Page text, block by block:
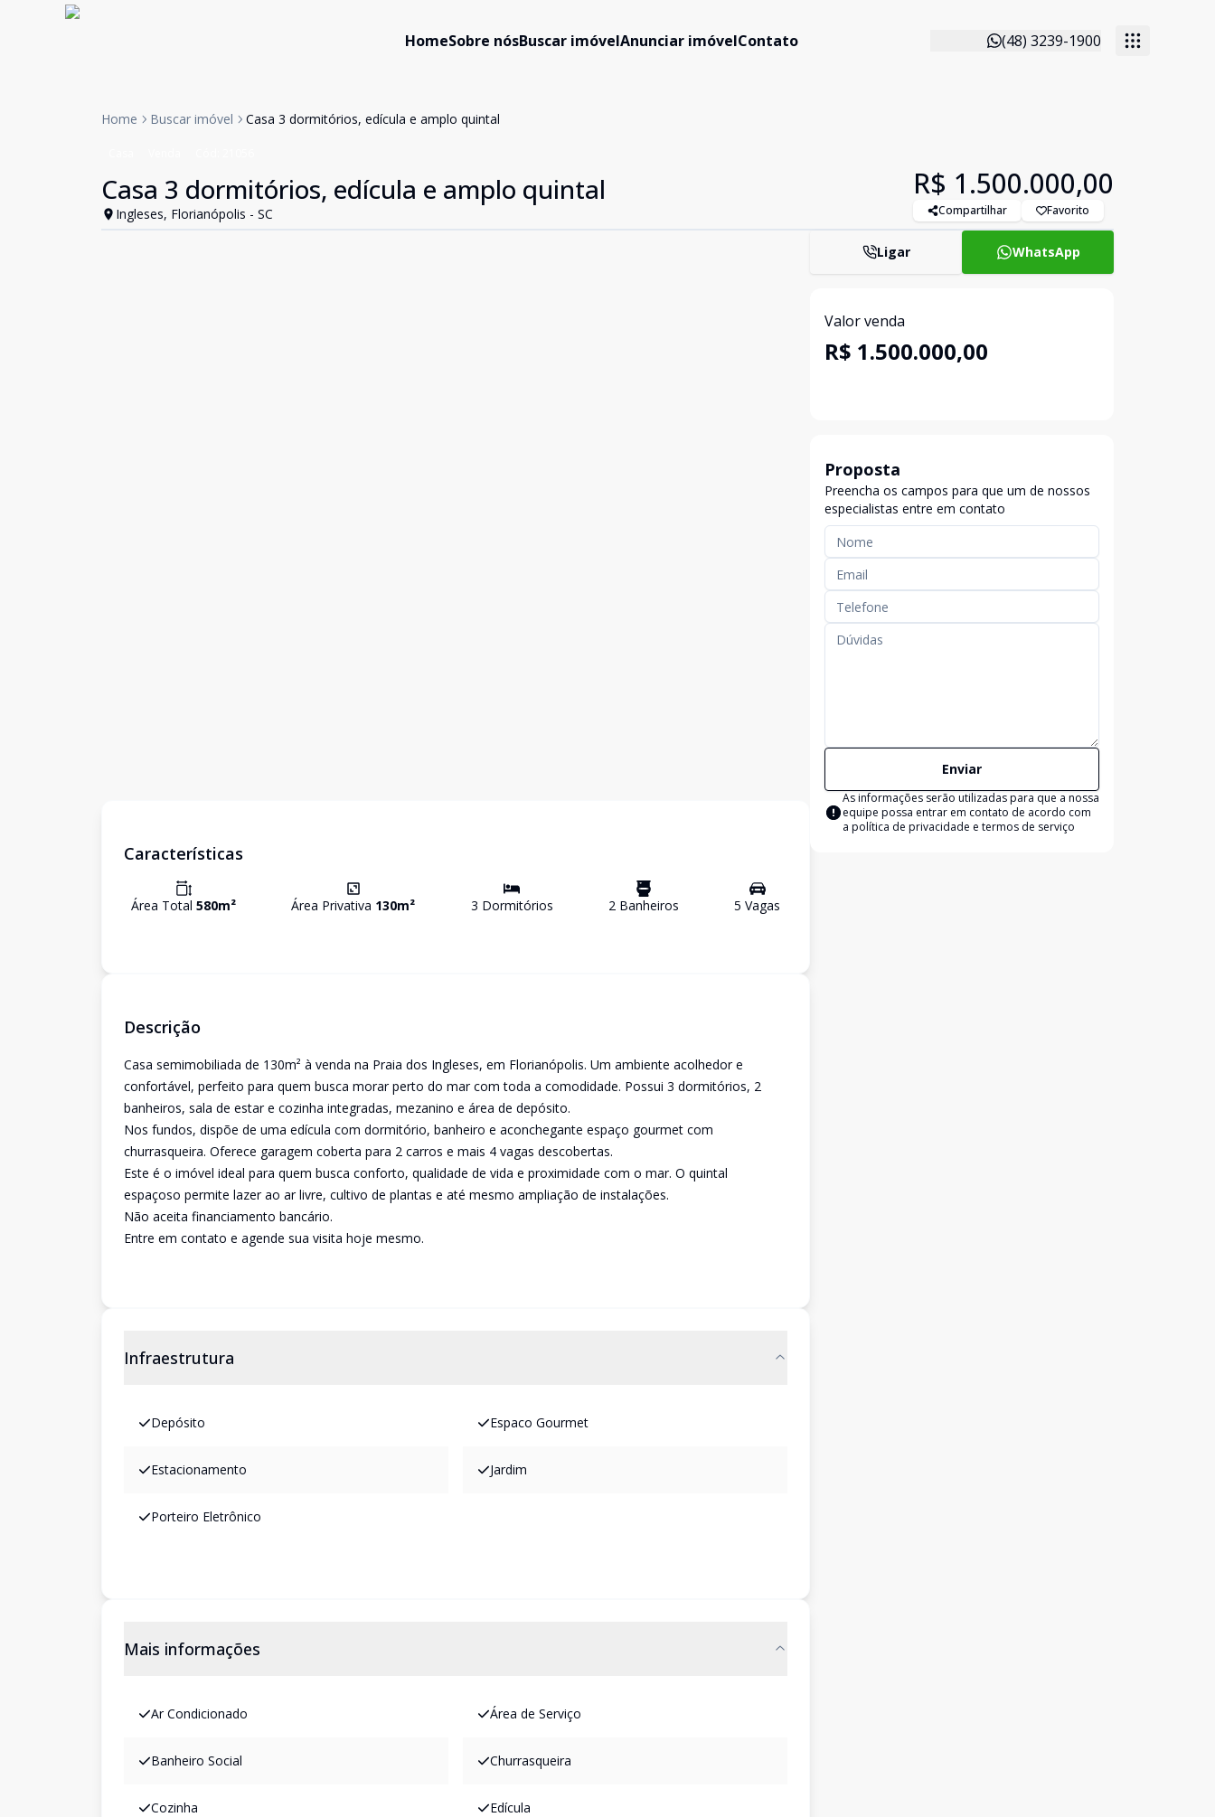
HomeSobre nósBuscar imóvelAnunciar imóvelContato (48) 3239-1900
Home Buscar imóvel Casa 3 dormitórios, edícula e amplo quintal
Casa 3 dormitórios, edícula e amplo quintal
Ingleses, Florianópolis - SC
R$ 1.500.000,00
Compartilhar Favorito
Características
Área Total 580m² Área Privativa 130m² 3 Dormitórios 2Banheiros 5 Vagas
Descrição
Casa semimobiliada de 130m² à venda na Praia dos Ingleses, em Florianópolis. Um ambiente acolhedor e
confortável, perfeito para quem busca morar perto do mar com toda a comodidade. Possui 3 dormitórios, 2
banheiros, sala de estar e cozinha integradas, mezanino e área de depósito.
Nos fundos, dispõe de uma edícula com dormitório, banheiro e aconchegante espaço gourmet com
churrasqueira. Oferece garagem coberta para 2 carros e mais 4 vagas descobertas.
Este é o imóvel ideal para quem busca conforto, qualidade de vida e proximidade com o mar. O quintal
espaçoso permite lazer ao ar livre, cultivo de plantas e até mesmo ampliação de instalações.
Não aceita financiamento bancário.
Entre em contato e agende sua visita hoje mesmo.
Infraestrutura
Depósito Espaco Gourmet
Estacionamento Jardim
Porteiro Eletrônico
Mais informações
Ar Condicionado Área de Serviço
Banheiro Social Churrasqueira
Cozinha Edícula
Ligar WhatsApp
Valor venda
R$ 1.500.000,00
Proposta
Preencha os campos para que um de nossos
especialistas entre em contato
Enviar
As informações serão utilizadas para que a nossa
equipe possa entrar em contato de acordo com
a política de privacidade e termos de serviço